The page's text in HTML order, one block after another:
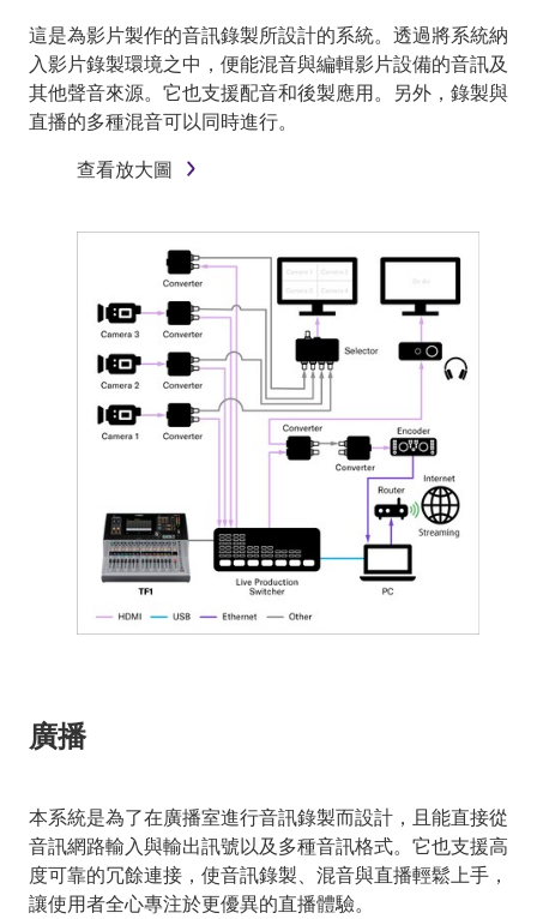
這是為影片製作的音訊錄製所設計的系統。透過將系統納
入影片錄製環境之中，便能混音與編輯影片設備的音訊及
其他聲音來源。它也支援配音和後製應用。另外，錄製與
直播的多種混音可以同時進行。
查看放大圖
廣播
本系統是為了在廣播室進行音訊錄製而設計，且能直接從
音訊網路輸入與輸出訊號以及多種音訊格式。它也支援高
度可靠的冗餘連接，使音訊錄製、混音與直播輕鬆上手，
讓使用者全心專注於更優異的直播體驗。